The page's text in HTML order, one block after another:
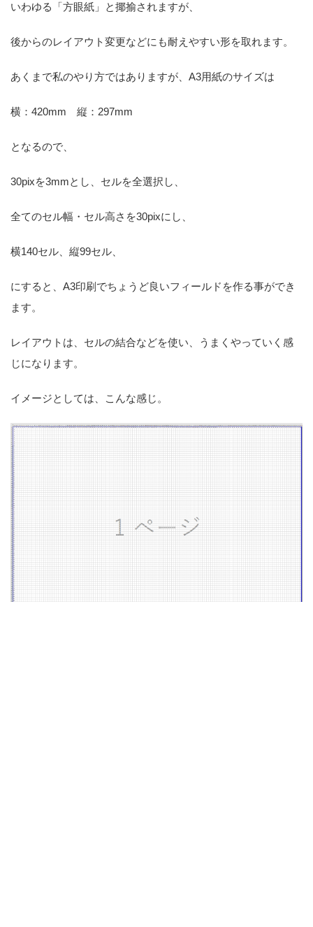
いわゆる「方眼紙」と揶揄されますが、
後からのレイアウト変更などにも耐えやすい形を取れます。
あくまで私のやり方ではありますが、A3用紙のサイズは
横：420mm 縦：297mm
となるので、
30pixを3mmとし、セルを全選択し、
全てのセル幅・セル高さを30pixにし、
横140セル、縦99セル、
にすると、A3印刷でちょうど良いフィールドを作る事ができ
ます。
レイアウトは、セルの結合などを使い、うまくやっていく感
じになります。
イメージとしては、こんな感じ。